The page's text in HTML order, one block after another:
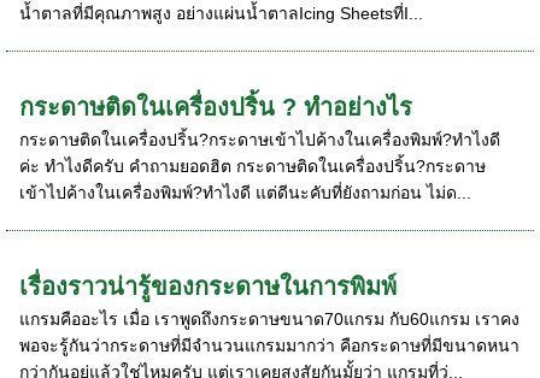
น้ำตาลที่มีคุณภาพสูง อย่างแผ่นน้ำตาลIcing Sheetsที่I...
กระดาษติดในเครื่องปริ้น ? ทำอย่างไร
กระดาษติดในเครื่องปริ้น?กระดาษเข้าไปค้างในเครื่องพิมพ์?ทำไงดี
ค่ะ ทำไงดีครับ คำถามยอดฮิต กระดาษติดในเครื่องปริ้น?กระดาษ
เข้าไปค้างในเครื่องพิมพ์?ทำไงดี แต่ดีนะคับที่ยังถามก่อน ไม่ด...
เรื่องราวน่ารู้ของกระดาษในการพิมพ์
แกรมคืออะไร เมื่อ เราพูดถึงกระดาษขนาด70แกรม กับ60แกรม เราคง
พอจะรู้กันว่ากระดาษที่มีจำนวนแกรมมากว่า คือกระดาษที่มีขนาดหนา
กว่ากันอยู่แล้วใช่ไหมครับ แต่เราเคยสงสัยกันมั้ยว่า แกรมที่ว่...